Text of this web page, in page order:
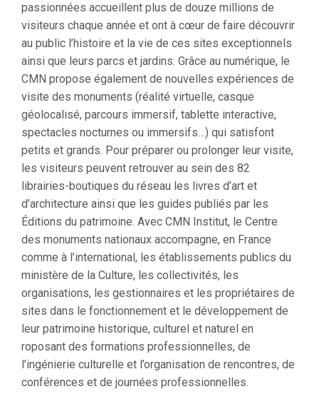
passionnées accueillent plus de douze millions de
visiteurs chaque année et ont à cœur de faire découvrir
au public l’histoire et la vie de ces sites exceptionnels
ainsi que leurs parcs et jardins. Grâce au numérique, le
CMN propose également de nouvelles expériences de
visite des monuments (réalité virtuelle, casque
géolocalisé, parcours immersif, tablette interactive,
spectacles nocturnes ou immersifs…) qui satisfont
petits et grands. Pour préparer ou prolonger leur visite,
les visiteurs peuvent retrouver au sein des 82
librairies-boutiques du réseau les livres d’art et
d’architecture ainsi que les guides publiés par les
Éditions du patrimoine. Avec CMN Institut, le Centre
des monuments nationaux accompagne, en France
comme à l’international, les établissements publics du
ministère de la Culture, les collectivités, les
organisations, les gestionnaires et les propriétaires de
sites dans le fonctionnement et le développement de
leur patrimoine historique, culturel et naturel en
roposant des formations professionnelles, de
l’ingénierie culturelle et l’organisation de rencontres, de
conférences et de journées professionnelles.